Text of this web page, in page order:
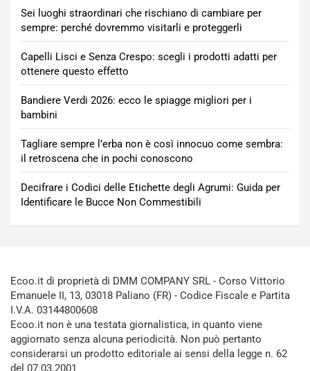
Sei luoghi straordinari che rischiano di cambiare per
sempre: perché dovremmo visitarli e proteggerli
Capelli Lisci e Senza Crespo: scegli i prodotti adatti per
ottenere questo effetto
Bandiere Verdi 2026: ecco le spiagge migliori per i
bambini
Tagliare sempre l’erba non è così innocuo come sembra:
il retroscena che in pochi conoscono
Decifrare i Codici delle Etichette degli Agrumi: Guida per
Identificare le Bucce Non Commestibili
Ecoo.it di proprietà di DMM COMPANY SRL - Corso Vittorio
Emanuele II, 13, 03018 Paliano (FR) - Codice Fiscale e Partita
I.V.A. 03144800608
Ecoo.it non è una testata giornalistica, in quanto viene
aggiornato senza alcuna periodicità. Non può pertanto
considerarsi un prodotto editoriale ai sensi della legge n. 62
del 07.03.2001